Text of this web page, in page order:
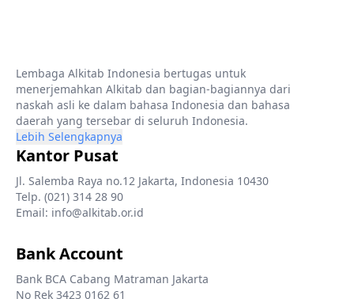
Lembaga Alkitab Indonesia bertugas untuk
menerjemahkan Alkitab dan bagian-bagiannya dari
naskah asli ke dalam bahasa Indonesia dan bahasa
daerah yang tersebar di seluruh Indonesia.
Lebih Selengkapnya
Kantor Pusat
Jl. Salemba Raya no.12 Jakarta, Indonesia 10430
Telp. (021) 314 28 90
Email: info@alkitab.or.id
Bank Account
Bank BCA Cabang Matraman Jakarta
No Rek 3423 0162 61